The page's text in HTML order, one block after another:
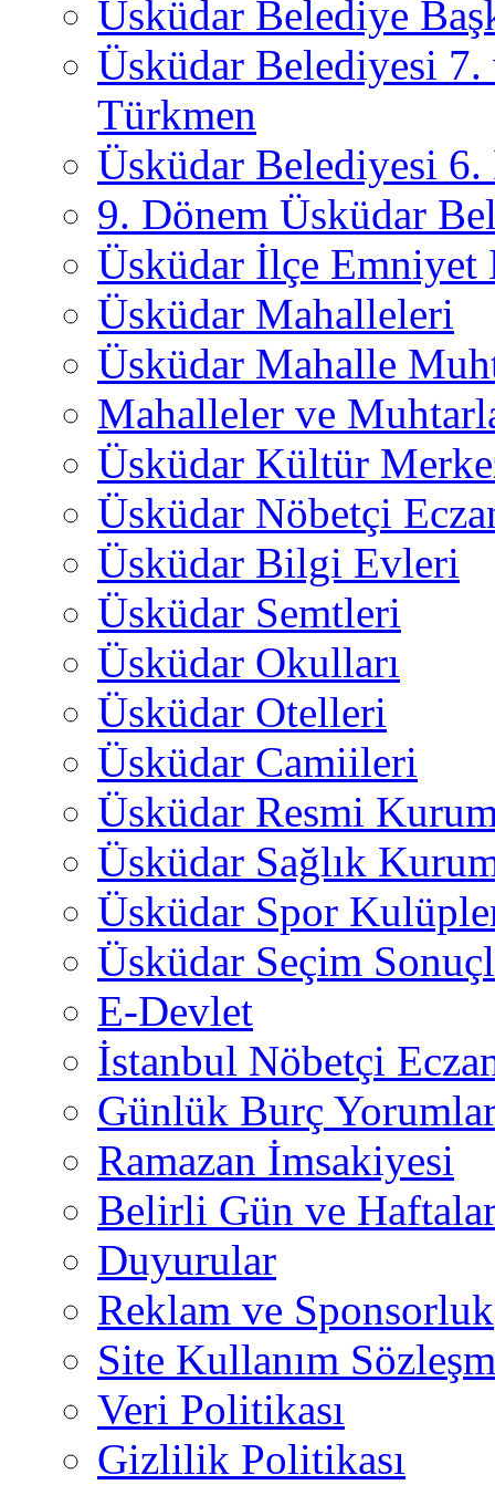
Üsküdar Belediye
Üsküdar Belediyesi
Türkmen
Üsküdar Belediyesi 6.
9. Dönem Üsküdar
Üsküdar İlçe
Üsküdar Mahalleleri
Üsküdar Mahalle
Mahalleler ve
Üsküdar Kültür
Üsküdar Nöbetçi
Üsküdar Bilgi Evleri
Üsküdar Semtleri
Üsküdar Okulları
Üsküdar Otelleri
Üsküdar Camiileri
Üsküdar Resmi
Üsküdar Sağlık
Üsküdar Spor
Üsküdar Seçim
E-Devlet
İstanbul Nöbetçi
Günlük Burç
Ramazan İmsakiyesi
Belirli Gün ve
Duyurular
Reklam ve Sponsorluk
Site Kullanım
Veri Politikası
Gizlilik Politikası